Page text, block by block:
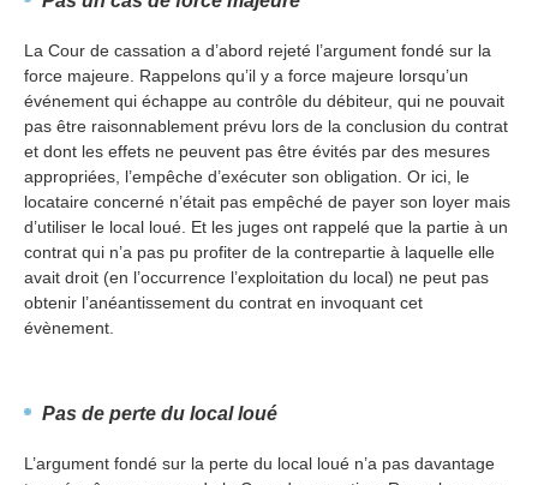
La Cour de cassation a d’abord rejeté l’argument fondé sur la
force majeure. Rappelons qu’il y a force majeure lorsqu’un
événement qui échappe au contrôle du débiteur, qui ne pouvait
pas être raisonnablement prévu lors de la conclusion du contrat
et dont les effets ne peuvent pas être évités par des mesures
appropriées, l’empêche d’exécuter son obligation. Or ici, le
locataire concerné n’était pas empêché de payer son loyer mais
d’utiliser le local loué. Et les juges ont rappelé que la partie à un
contrat qui n’a pas pu profiter de la contrepartie à laquelle elle
avait droit (en l’occurrence l’exploitation du local) ne peut pas
obtenir l’anéantissement du contrat en invoquant cet
évènement.
Pas de perte du local loué
L’argument fondé sur la perte du local loué n’a pas davantage